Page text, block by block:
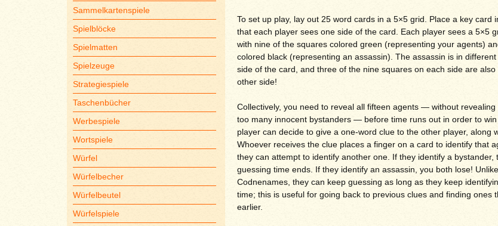
Sammelkartenspiele
Spielblöcke
Spielmatten
Spielzeuge
Strategiespiele
Taschenbücher
Werbespiele
Wortspiele
Würfel
Würfelbecher
Würfelbeutel
Würfelspiele
To set up play, lay out 25 word cards in a 5×5 grid. Place a key card
that each player sees one side of the card. Each player sees a 5×5
with nine of the squares colored green (representing your agents)
colored black (representing an assassin). The assassin is in
side of the card, and three of the nine squares on each side are
other side!
Collectively, you need to reveal all fifteen agents — without revealing
too many innocent bystanders — before time runs out in order to
player can decide to give a one-word clue to the other player, along
Whoever receives the clue places a finger on a card to identify that
they can attempt to identify another one. If they identify a bystander,
guessing time ends. If they identify an assassin, you both lose!
Codnenames, they can keep guessing as long as they keep
time; this is useful for going back to previous clues and finding ones
earlier.